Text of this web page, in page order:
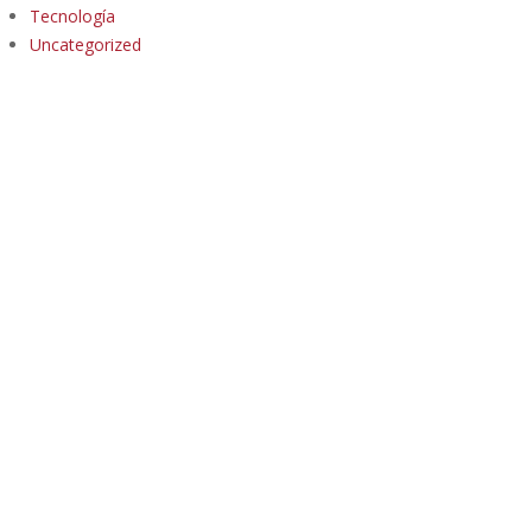
Tecnología
Uncategorized